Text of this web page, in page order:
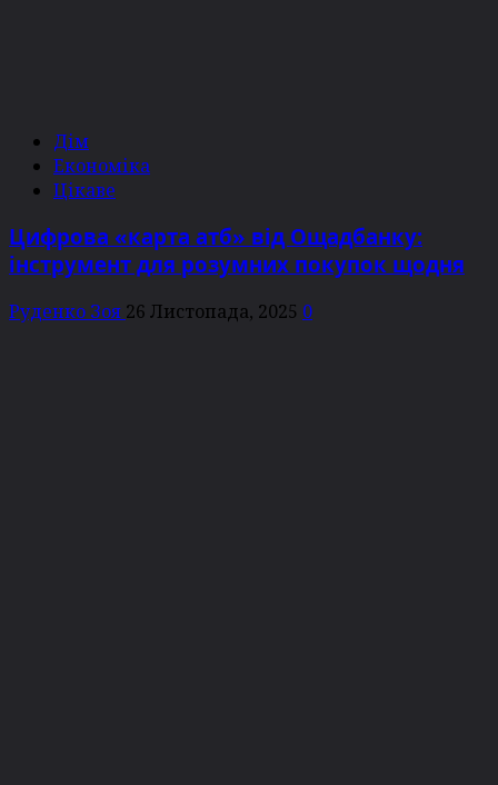
Дім
Економіка
Цікаве
Цифрова «карта атб» від Ощадбанку:
інструмент для розумних покупок щодня
Руденко Зоя 26 Листопада, 2025 0